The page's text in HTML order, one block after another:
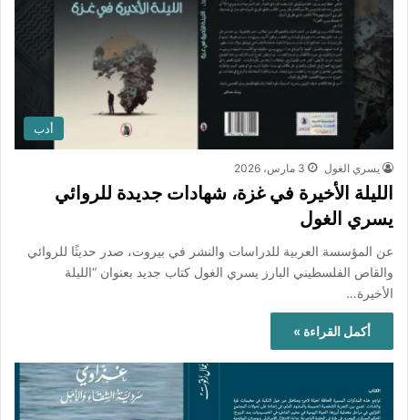
أدب
يسري الغول 3 مارس، 2026
الليلة الأخيرة في غزة، شهادات جديدة للروائي
يسري الغول
عن المؤسسة العربية للدراسات والنشر في بيروت، صدر حديثًا للروائي
والقاص الفلسطيني البارز يسري الغول كتاب جديد بعنوان “الليلة
الأخيرة…
أكمل القراءة »